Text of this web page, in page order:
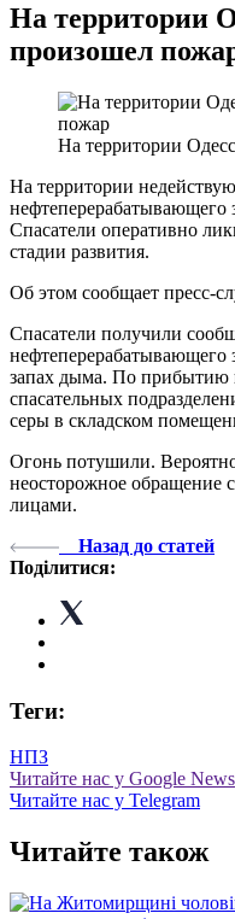
На территории
произошел
На территории
На территории
нефтеперерабатывающего
Спасатели оперативно
стадии развития.
Об этом сообщает пресс-
Спасатели получили
нефтеперерабатывающего
запах дыма. По прибытию
спасательных
серы в складском
Огонь потушили.
неосторожное обращение
лицами.
Назад до статей
Поділитися:
Теги:
НПЗ
Читайте нас у Google News
Читайте нас у Telegram
Читайте також